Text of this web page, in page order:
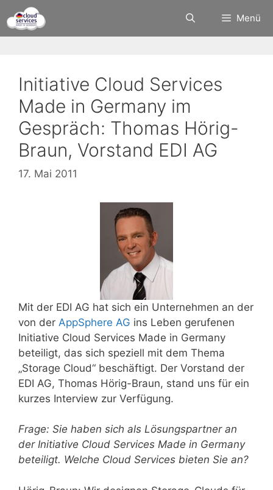
Inhalt
springen
Menü
Initiative Cloud Services
Made in Germany im
Gespräch: Thomas Hörig-
Braun, Vorstand EDI AG
17. Mai 2011
Mit der EDI AG hat sich ein Unternehmen an der
von der AppSphere AG ins Leben gerufenen
Initiative Cloud Services Made in Germany
beteiligt, das sich speziell mit dem Thema
„Storage Cloud“ beschäftigt. Der Vorstand der
EDI AG, Thomas Hörig-Braun, stand uns für ein
kurzes Interview zur Verfügung.
Frage: Sie haben sich als Lösungspartner an
der Initiative Cloud Services Made in Germany
beteiligt. Welche Cloud Services bieten Sie an?